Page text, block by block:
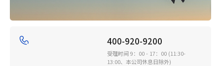
400-920-9200
受理时间 9：00 - 17：00 (11:30-
13:00、本公司休息日除外)